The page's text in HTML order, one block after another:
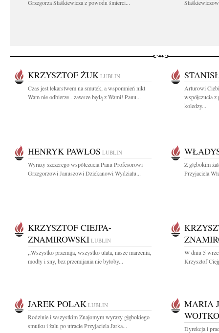
Grzegorza Staśkiewicza z powodu śmierci...
KRZYSZTOF ŻUK LUBLIN
Czas jest lekarstwem na smutek, a wspomnień nikt
Wam nie odbierze - zawsze będą z Wami! Panu...
Arturowi
współczucia
koledzy...
HENRYK PAWLOS LUBLIN
Wyrazy szczerego współczucia Panu Profesorowi
Grzegorzowi Januszowi Dziekanowi Wydziału...
Z głębokim
Przyjaciela
KRZYSZTOF CIEJPA-
ZNAMIROWSKI LUBLIN
,,Wszystko przemija, wszystko ulata, nasze marzenia,
modły i sny, bez przemijania nie byłoby...
W dniu 5
Krzysztof
JAREK POLAK LUBLIN
Rodzinie i wszystkim Znajomym wyrazy głębokiego
smutku i żalu po utracie Przyjaciela Jarka...
MARIA
Dyrekcja i